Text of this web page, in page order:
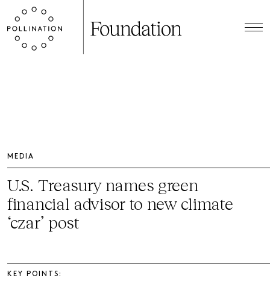
MEDIA
U.S. Treasury names green
financial advisor to new climate
‘czar’ post
KEY POINTS: